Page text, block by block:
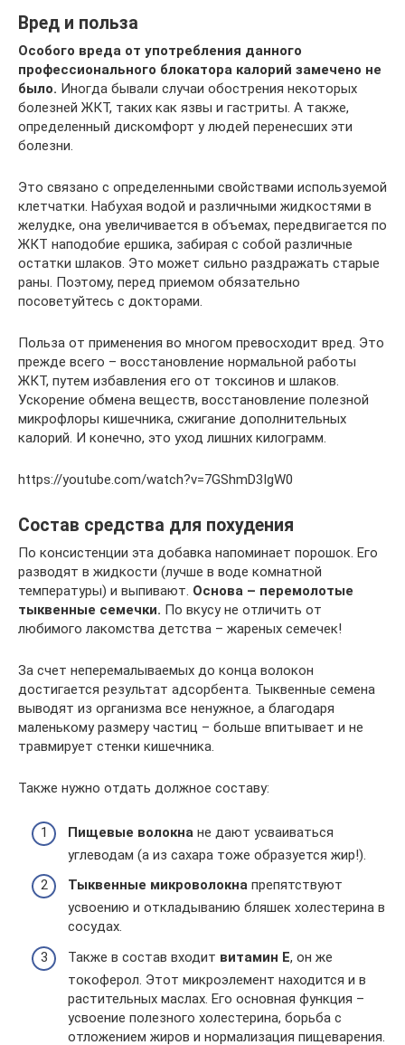
Вред и польза
Особого вреда от употребления данного
профессионального блокатора калорий замечено не
было. Иногда бывали случаи обострения некоторых
болезней ЖКТ, таких как язвы и гастриты. А также,
определенный дискомфорт у людей перенесших эти
болезни.
Это связано с определенными свойствами используемой
клетчатки. Набухая водой и различными жидкостями в
желудке, она увеличивается в объемах, передвигается по
ЖКТ наподобие ершика, забирая с собой различные
остатки шлаков. Это может сильно раздражать старые
раны. Поэтому, перед приемом обязательно
посоветуйтесь с докторами.
Польза от применения во многом превосходит вред. Это
прежде всего – восстановление нормальной работы
ЖКТ, путем избавления его от токсинов и шлаков.
Ускорение обмена веществ, восстановление полезной
микрофлоры кишечника, сжигание дополнительных
калорий. И конечно, это уход лишних килограмм.
https://youtube.com/watch?v=7GShmD3IgW0
Состав средства для похудения
По консистенции эта добавка напоминает порошок. Его
разводят в жидкости (лучше в воде комнатной
температуры) и выпивают. Основа – перемолотые
тыквенные семечки. По вкусу не отличить от
любимого лакомства детства – жареных семечек!
За счет неперемалываемых до конца волокон
достигается результат адсорбента. Тыквенные семена
выводят из организма все ненужное, а благодаря
маленькому размеру частиц – больше впитывает и не
травмирует стенки кишечника.
Также нужно отдать должное составу:
Пищевые волокна не дают усваиваться
углеводам (а из сахара тоже образуется жир!).
Тыквенные микроволокна препятствуют
усвоению и откладыванию бляшек холестерина в
сосудах.
Также в состав входит витамин E, он же
токоферол. Этот микроэлемент находится и в
растительных маслах. Его основная функция –
усвоение полезного холестерина, борьба с
отложением жиров и нормализация пищеварения.